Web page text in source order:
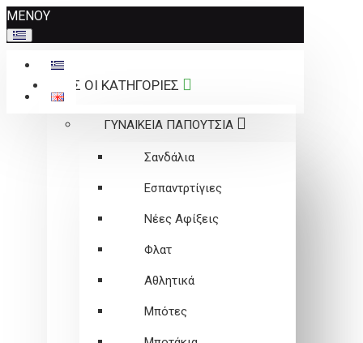
Σημείωση:
Αυτός
ο
ιστότοπος
περιλαμβάνει
ΜΕΝΟΥ
ΟΛΕΣ ΟΙ ΚΑΤΗΓΟΡΙΕΣ
ΓΥΝΑΙΚΕΙΑ ΠΑΠΟΥΤΣΙΑ
Σανδάλια
Εσπαντρτίγιες
Νέες Αφίξεις
Φλατ
Αθλητικά
Μπότες